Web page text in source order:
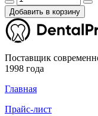
Добавить в корзину
Поставщик
1998 года
Главная
Прайс-лист